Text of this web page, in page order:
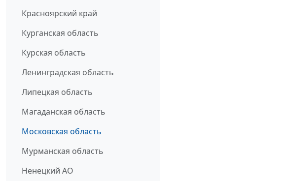
Красноярский край
Курганская область
Курская область
Ленинградская область
Липецкая область
Магаданская область
Московская область
Мурманская область
Ненецкий АО